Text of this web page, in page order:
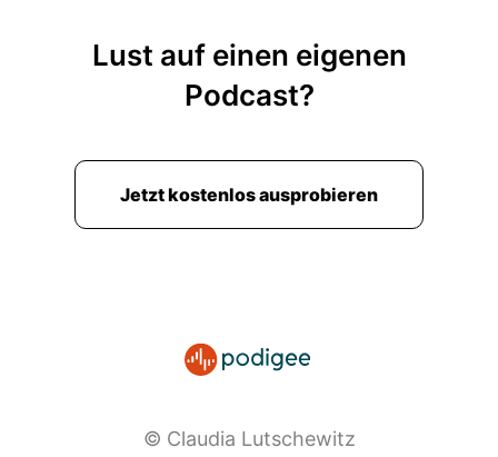
Lust auf einen eigenen
Podcast?
Jetzt kostenlos ausprobieren
© Claudia Lutschewitz